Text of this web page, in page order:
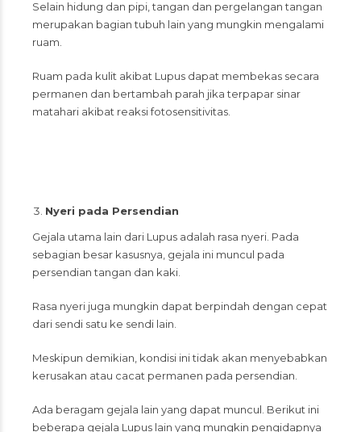
Selain hidung dan pipi, tangan dan pergelangan tangan
merupakan bagian tubuh lain yang mungkin mengalami
ruam.
Ruam pada kulit akibat Lupus dapat membekas secara
permanen dan bertambah parah jika terpapar sinar
matahari akibat reaksi fotosensitivitas.
Nyeri pada Persendian
Gejala utama lain dari Lupus adalah rasa nyeri. Pada
sebagian besar kasusnya, gejala ini muncul pada
persendian tangan dan kaki.
Rasa nyeri juga mungkin dapat berpindah dengan cepat
dari sendi satu ke sendi lain.
Meskipun demikian, kondisi ini tidak akan menyebabkan
kerusakan atau cacat permanen pada persendian.
Ada beragam gejala lain yang dapat muncul. Berikut ini
beberapa gejala Lupus lain yang mungkin pengidapnya